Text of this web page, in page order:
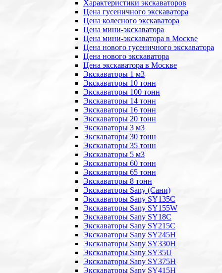
Характеристики экскаваторов
Цена гусеничного экскаватора
Цена колесного экскаватора
Цена мини-экскаватора
Цена мини-экскаватора в Москве
Цена нового гусеничного экскаватора
Цена нового экскаватора
Цена экскаватора в Москве
Экскаваторы 1 м3
Экскаваторы 10 тонн
Экскаваторы 100 тонн
Экскаваторы 14 тонн
Экскаваторы 16 тонн
Экскаваторы 20 тонн
Экскаваторы 3 м3
Экскаваторы 30 тонн
Экскаваторы 35 тонн
Экскаваторы 5 м3
Экскаваторы 60 тонн
Экскаваторы 65 тонн
Экскаваторы 8 тонн
Экскаваторы Sany (Сани)
Экскаваторы Sany SY135C
Экскаваторы Sany SY155W
Экскаваторы Sany SY18C
Экскаваторы Sany SY215C
Экскаваторы Sany SY245H
Экскаваторы Sany SY330H
Экскаваторы Sany SY35U
Экскаваторы Sany SY375H
Экскаваторы Sany SY415H